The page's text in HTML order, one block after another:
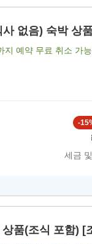
사 없음) 숙박 상
지 예약 무료 취소 가능
-15
세금
품(조식 포함) [